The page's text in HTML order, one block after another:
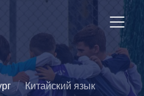
Китайский язык